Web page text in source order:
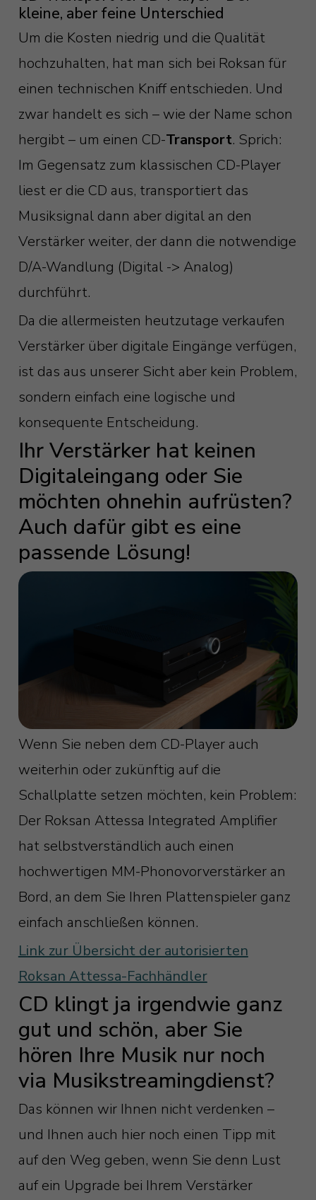
kleine, aber feine Unterschied
Um die Kosten niedrig und die Qualität
hochzuhalten, hat man sich bei Roksan für
einen technischen Kniff entschieden. Und
zwar handelt es sich – wie der Name schon
hergibt – um einen CD-Transport. Sprich:
Im Gegensatz zum klassischen CD-Player
liest er die CD aus, transportiert das
Musiksignal dann aber digital an den
Verstärker weiter, der dann die notwendige
D/A-Wandlung (Digital -> Analog)
durchführt.
Da die allermeisten heutzutage verkaufen
Verstärker über digitale Eingänge verfügen,
ist das aus unserer Sicht aber kein Problem,
sondern einfach eine logische und
konsequente Entscheidung.
Ihr Verstärker hat keinen
Digitaleingang oder Sie
möchten ohnehin aufrüsten?
Auch dafür gibt es eine
passende Lösung!
Wenn Sie neben dem CD-Player auch
weiterhin oder zukünftig auf die
Schallplatte setzen möchten, kein Problem:
Der Roksan Attessa Integrated Amplifier
hat selbstverständlich auch einen
hochwertigen MM-Phonovorverstärker an
Bord, an dem Sie Ihren Plattenspieler ganz
einfach anschließen können.
Link zur Übersicht der autorisierten
Roksan Attessa-Fachhändler
CD klingt ja irgendwie ganz
gut und schön, aber Sie
hören Ihre Musik nur noch
via Musikstreamingdienst?
Das können wir Ihnen nicht verdenken –
und Ihnen auch hier noch einen Tipp mit
auf den Weg geben, wenn Sie denn Lust
auf ein Upgrade bei Ihrem Verstärker